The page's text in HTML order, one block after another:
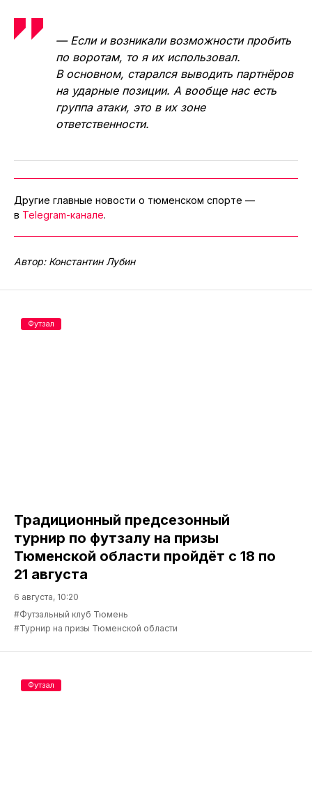
— Если и возникали возможности пробить
по воротам, то я их использовал.
В основном, старался выводить партнёров
на ударные позиции. А вообще нас есть
группа атаки, это в их зоне
ответственности.
Другие главные новости о тюменском спорте —
в Telegram-канале.
Автор: Константин Лубин
Традиционный предсезонный
турнир по футзалу на призы
Тюменской области пройдёт с 18 по
21 августа
6 августа, 10:20
#Футзальный клуб Тюмень
#Турнир на призы Тюменской области
Футзал
Футзал